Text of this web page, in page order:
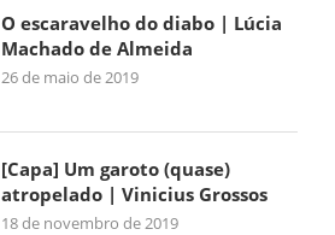
O escaravelho do diabo | Lúcia
Machado de Almeida
26 de maio de 2019
[Capa] Um garoto (quase)
atropelado | Vinicius Grossos
18 de novembro de 2019